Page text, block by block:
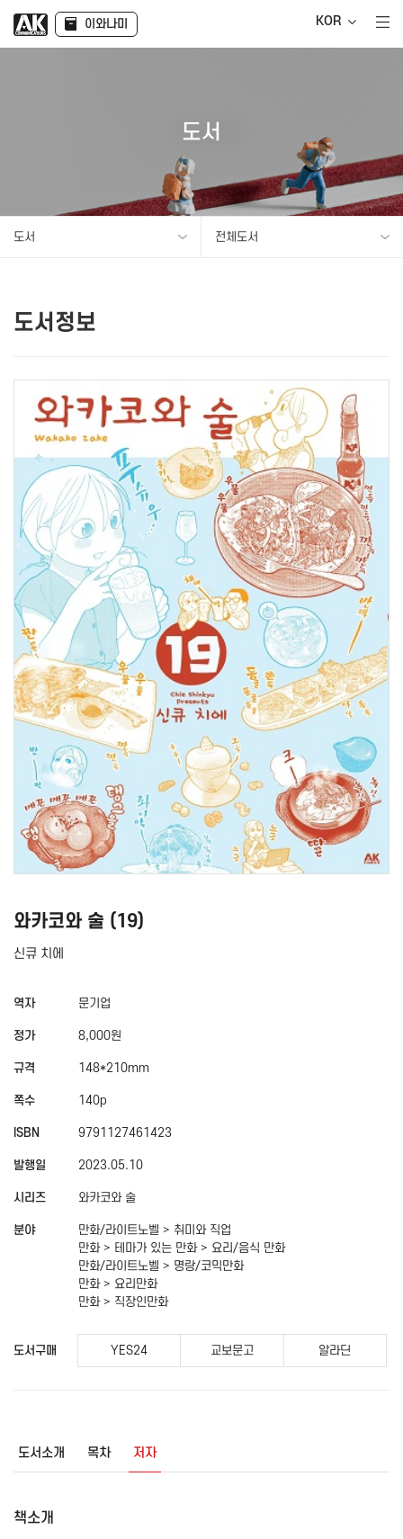
이와나미 KOR
도서
도서 전체도서
도서정보
와카코와 술 (19)
신큐 치에
역자 문기업
정가 8,000원
규격 148*210mm
쪽수 140p
ISBN 9791127461423
발행일 2023.05.10
시리즈 와카코와 술
분야
만화/라이트노벨 > 취미와 직업
만화 > 테마가 있는 만화 > 요리/음식 만화
만화/라이트노벨 > 명랑/코믹만화
만화 > 요리만화
만화 > 직장인만화
도서구매 YES24 교보문고 알라딘
도서소개 목차 저자
책소개